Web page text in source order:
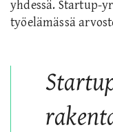
yhdessä. Startup-
työelämässä